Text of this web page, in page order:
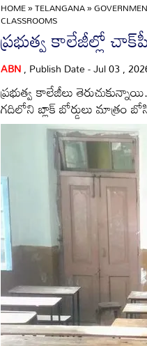
HOME»TELANGANA»
CLASSROOMS
ప్రభుత్వ కాలేజీల్లో
ABN, Publish Date - Jul 03 ,
ప్రభుత్వ కాలేజీలు
గదిలోని బ్లాక్‌ బోర్డులు మాత్రం